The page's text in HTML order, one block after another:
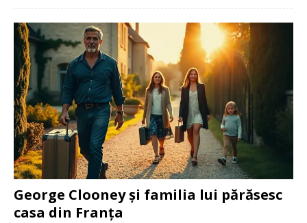
George Clooney și familia lui părăsesc
casa din Franța